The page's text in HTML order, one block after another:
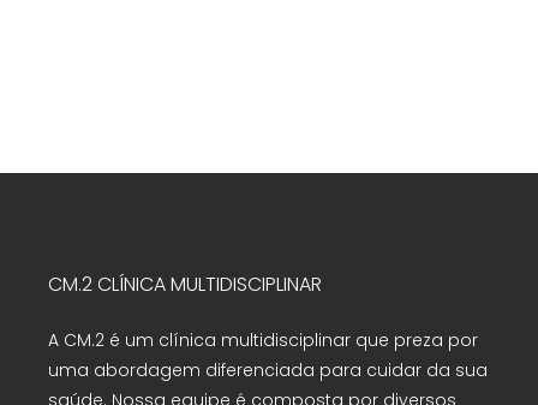
CM.2 CLÍNICA MULTIDISCIPLINAR
A CM.2 é um clínica multidisciplinar que preza por
uma abordagem diferenciada para cuidar da sua
saúde. Nossa equipe é composta por diversos